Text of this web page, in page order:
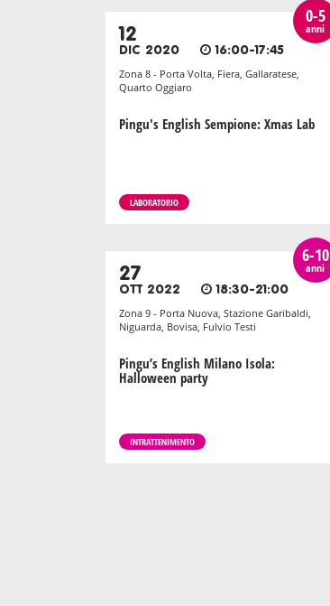
0-5
anni
12
DIC 2020 16:00-17:45
Zona 8 - Porta Volta, Fiera, Gallaratese,
Quarto Oggiaro
Pingu's English Sempione: Xmas Lab
LABORATORIO
6-10
anni
27
OTT 2022 18:30-21:00
Zona 9 - Porta Nuova, Stazione Garibaldi,
Niguarda, Bovisa, Fulvio Testi
Pingu’s English Milano Isola:
Halloween party
INTRATTENIMENTO